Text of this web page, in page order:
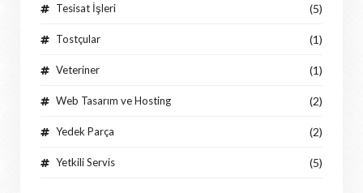
Tesisat İşleri (5)
Tostçular (1)
Veteriner (1)
Web Tasarım ve Hosting (2)
Yedek Parça (2)
Yetkili Servis (5)